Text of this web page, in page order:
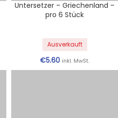
Untersetzer – Griechenland –
pro 6 Stück
Ausverkauft
€5.60 inkl. MwSt.